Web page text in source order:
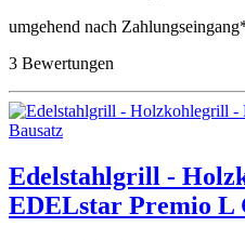
umgehend nach
3 Bewertungen
Edelstahlgrill -
EDELstar Premio L